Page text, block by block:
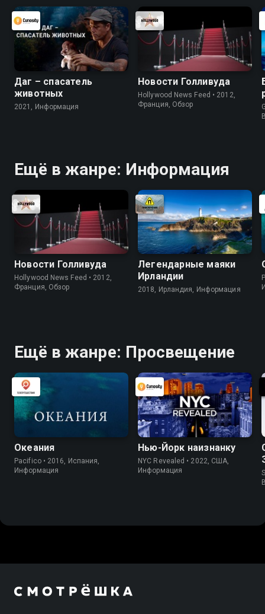
Даг – спасатель
животных
2021, Информация
Новости Голливуда
Hollywood News Feed • 2012,
Франция, Обзор
Ещё в жанре: Информация
Новости Голливуда
Hollywood News Feed • 2012,
Франция, Обзор
Легендарные маяки
Ирландии
2018, Ирландия, Информация
Ещё в жанре: Просвещение
Океания
Pacifico • 2016, Испания,
Информация
Нью-Йорк наизнанку
NYC Revealed • 2022, США,
Информация